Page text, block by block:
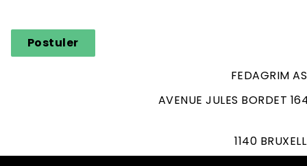
Postuler
FEDAGRIM
AVENUE JULES BORDET
1140